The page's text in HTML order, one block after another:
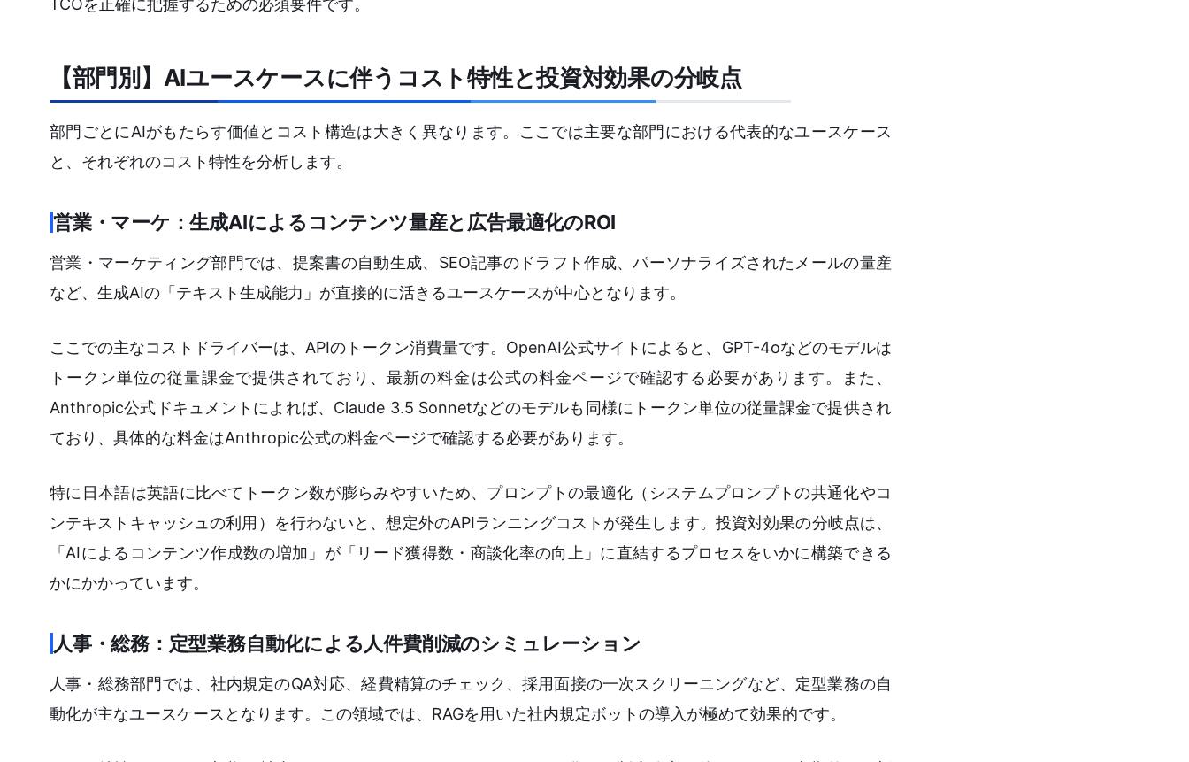
TCOを正確に把握するための必須要件です。
【部門別】AIユースケースに伴うコスト特性と投資対効果の分岐点
部門ごとにAIがもたらす価値とコスト構造は大きく異なります。ここでは主要な部門における代表的なユースケース
と、それぞれのコスト特性を分析します。
営業・マーケ：生成AIによるコンテンツ量産と広告最適化のROI
営業・マーケティング部門では、提案書の自動生成、SEO記事のドラフト作成、パーソナライズされたメールの量産
など、生成AIの「テキスト生成能力」が直接的に活きるユースケースが中心となります。
ここでの主なコストドライバーは、APIのトークン消費量です。OpenAI公式サイトによると、GPT-4oなどのモデルは
トークン単位の従量課金で提供されており、最新の料金は公式の料金ページで確認する必要があります。また、
Anthropic公式ドキュメントによれば、Claude 3.5 Sonnetなどのモデルも同様にトークン単位の従量課金で提供され
ており、具体的な料金はAnthropic公式の料金ページで確認する必要があります。
特に日本語は英語に比べてトークン数が膨らみやすいため、プロンプトの最適化（システムプロンプトの共通化やコ
ンテキストキャッシュの利用）を行わないと、想定外のAPIランニングコストが発生します。投資対効果の分岐点は、
「AIによるコンテンツ作成数の増加」が「リード獲得数・商談化率の向上」に直結するプロセスをいかに構築できる
かにかかっています。
人事・総務：定型業務自動化による人件費削減のシミュレーション
人事・総務部門では、社内規定のQA対応、経費精算のチェック、採用面接の一次スクリーニングなど、定型業務の自
動化が主なユースケースとなります。この領域では、RAGを用いた社内規定ボットの導入が極めて効果的です。